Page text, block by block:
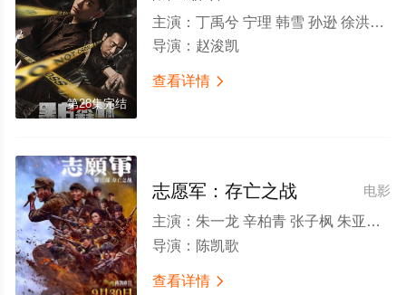
第28集完结
主演： 丁禹兮 宁理 韩雪 孙逊 徐洪浩 夏侯镔 苏晓彤 傅程鹏 程煜 杜源 李乃文 李强 赵荀
导演： 赵浚凯
查看详情 
电影
志愿军：存亡之战
主演： 朱一龙 辛柏青 张子枫 朱亚文 陈飞宇 王砚辉 肖央 吴京 张宥浩 欧豪 韩东君 郭晓东 李卓阳 任重 李乃文 聂远 唐曾 王挺 赫子铭 王阳 贾冰
导演： 陈凯歌
查看详情 